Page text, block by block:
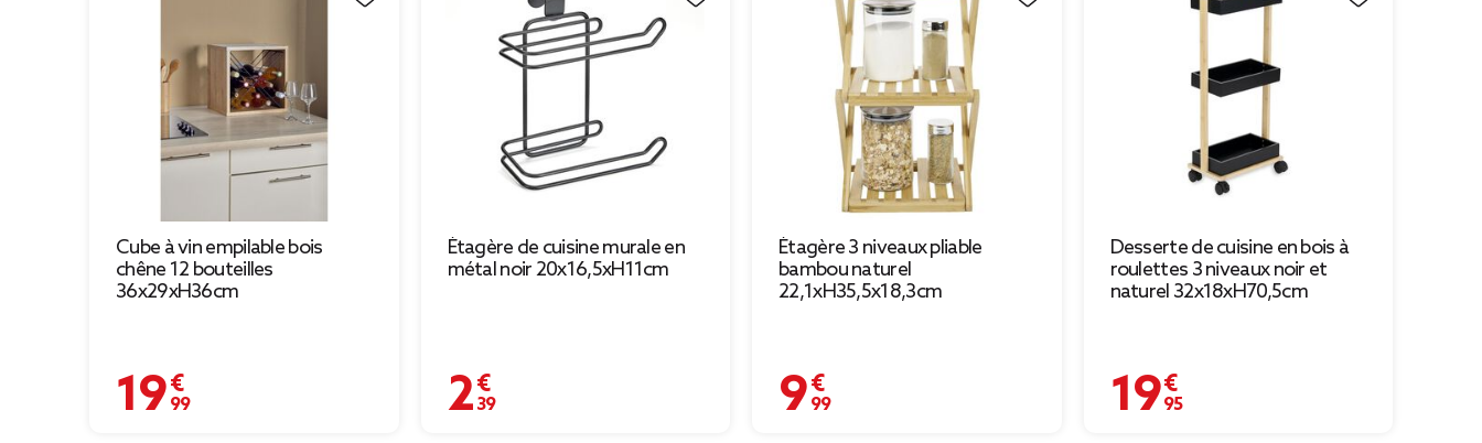
Cube à vin empilable bois
chêne 12 bouteilles
36x29xH36cm
19,99 €
Étagère de cuisine murale en
métal noir 20x16,5xH11cm
2,39 €
Étagère 3 niveaux pliable
bambou naturel
22,1xH35,5x18,3cm
9,99 €
Desserte de cuisine en bois à
roulettes 3 niveaux noir et
naturel 32x18xH70,5cm
19,95 €